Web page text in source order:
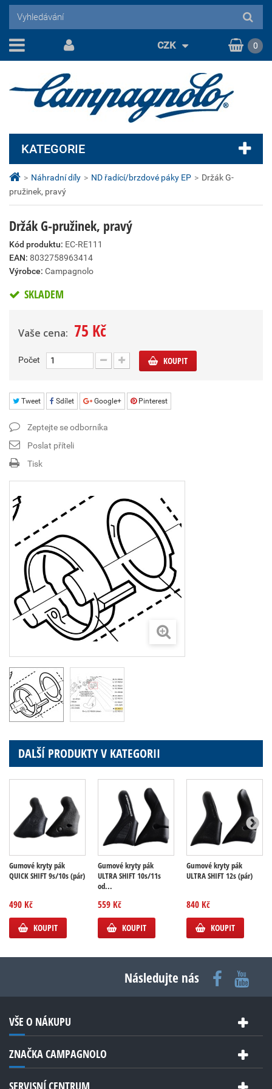
> Náhradní díly > ND řadící/brzdové páky EP > Držák G-
pružinek, pravý
Držák G-pružinek, pravý
Kód produktu: EC-RE111
EAN: 8032758963414
Výrobce: Campagnolo
SKLADEM
Vaše cena: 75 Kč
Počet KOUPIT
Tweet Sdílet Google+ Pinterest
Zeptejte se odborníka
Poslat příteli
Tisk
DALŠÍ PRODUKTY V KATEGORII
Gumové kryty pák
QUICK SHIFT 9s/10s (pár)
490 Kč
KOUPIT
Gumové kryty pák
ULTRA SHIFT 10s/11s
od...
559 Kč
KOUPIT
Gumové kryty pák
ULTRA SHIFT 12s (pár)
840 Kč
KOUPIT
KATEGORIE
CZK 0
Následujte nás
VŠE O NÁKUPU
ZNAČKA CAMPAGNOLO
SERVISNÍ CENTRUM